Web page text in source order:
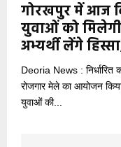
गोरखपुर में आज
युवाओं को मिलेगी
अभ्यर्थी लेंगे
Deoria News :
रोजगार मेले का आयोजन
युवाओं की...